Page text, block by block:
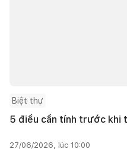
Biệt thự
5 điều cần tính trước khi
27/06/2026, lúc 10:00